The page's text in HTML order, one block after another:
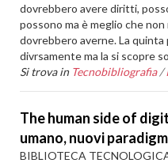
dovrebbero avere diritti,
possono ma è meglio che
dovrebbero averne. La
divrsamente ma la si scopre
Si trova in Tecnobibliografia /
The human side of
umano, nuovi
BIBLIOTECA